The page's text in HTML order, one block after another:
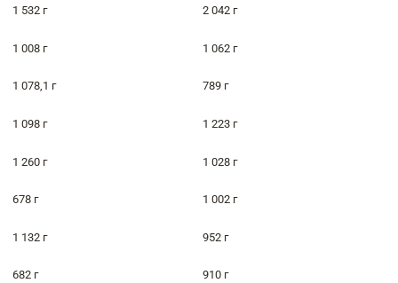
1 532 г 2 042 г
1 008 г 1 062 г
1 078,1 г 789 г
1 098 г 1 223 г
1 260 г 1 028 г
678 г 1 002 г
1 132 г 952 г
682 г 910 г